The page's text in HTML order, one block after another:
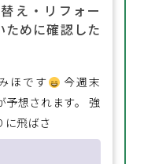
え・リフォー
めに確認した
ほです
今週末
予想されます。 強
に飛ばさ